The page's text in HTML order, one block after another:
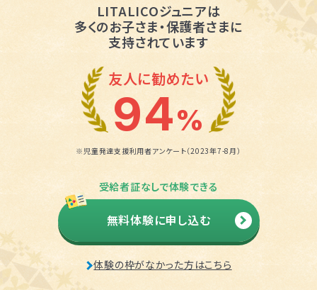
LITALICOジュニアは
多くのお子さま・保護者さまに
支持されています
友人に勧めたい
94%
※児童発達支援利用者アンケート（2023年7-8月）
受給者証なしで体験できる
無料体験に申し込む
体験の枠がなかった方はこちら